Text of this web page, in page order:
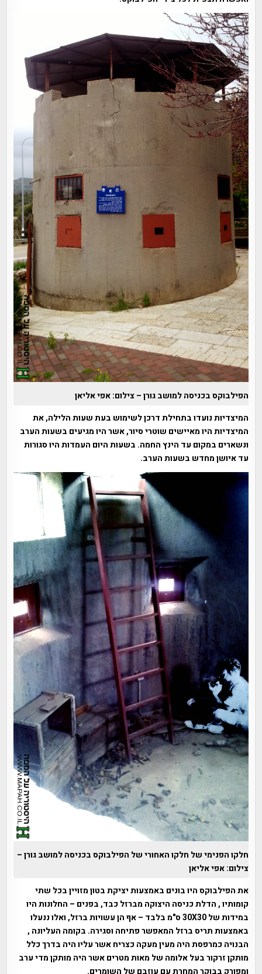
הפילבוקס בכניסה למושב גורן – צילום: אפי אליאן
המיצדיות נועדו בתחילת דרכן לשימוש בעת שעות הלילה, את
המיצדיות היו מאיישים שוטרי סיור, אשר היו מגיעים בשעות הערב
ונשארים במקום עד הינץ החמה. בשעות היום העמדות היו סגורות
עד איושן מחדש בשעות הערב.
חלקו הפנימי של חלקו האחורי של הפילבוקס בכניסה למושב גורן –
צילום: אפי אליאן
את הפילבוקס היו בונים באמצעות יציקת בטון מזויין בכל שתי
קומותיו , הדלת כניסה היצוקה מברזל כבד, בפנים – החלונות היו
במידות של 30X30 ס"מ בלבד – אף הן עשויות ברזל, ואלו ננעלו
באמצעות תריס ברזל המאפשר פתיחה וסגירה. בקומה העליונה ,
הבנויה כמרפסת היה מעין מעקה כצריח אשר עליו היה בדרך כלל
מותקן זרקור בעל אלומה של מאות מטרים אשר היה מותקן מדי ערב
ומפורק בבוקר המחרת עם עוזבם של השומרים.